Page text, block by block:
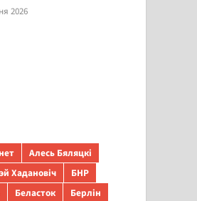
2026
Алесь Бяляцкі
Хадановіч
БНР
Беласток
Берлін